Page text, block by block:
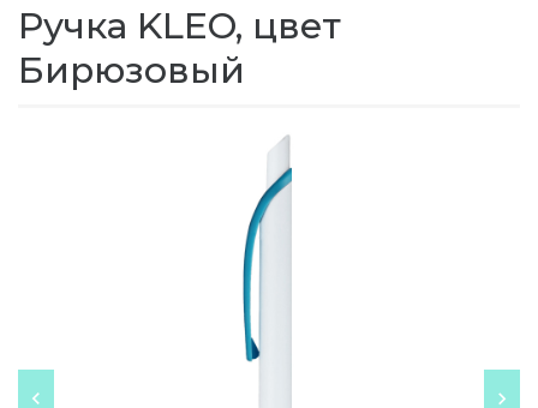
Ручка KLEO, цвет
Бирюзовый